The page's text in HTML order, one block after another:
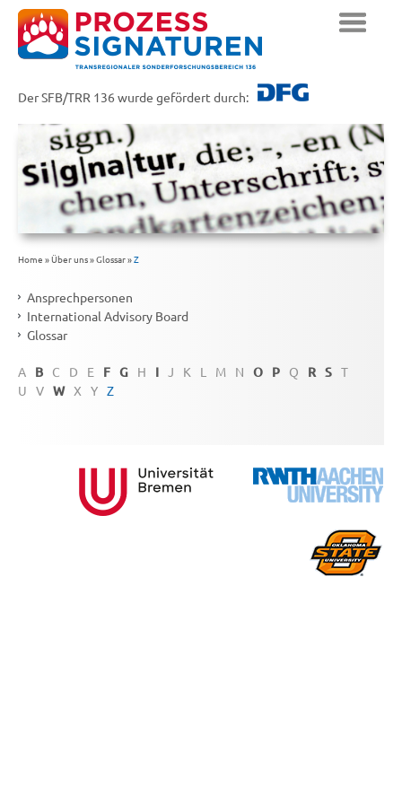
Der SFB/TRR 136 wurde gefördert durch:
Home »Über uns»Glossar»Z
Ansprechpersonen
International Advisory Board
Glossar
A B C D E F G H I J K L M N O P Q R S T
U
V W X Y Z